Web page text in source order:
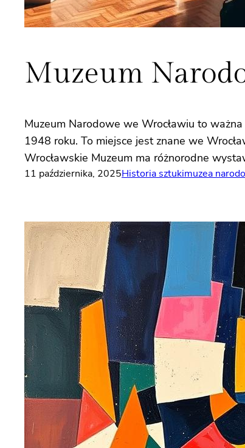
Muzeum
Muzeum Narodowe we Wrocławiu to
1948 roku. To miejsce jest znane we
Wrocławskie Muzeum ma różnorodne
11 października, 2025Historia sztukimuzea